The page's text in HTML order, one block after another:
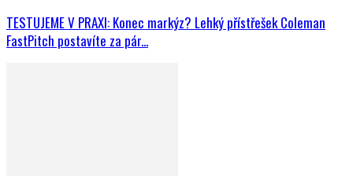
TESTUJEME V PRAXI: Konec markýz? Lehký přístřešek Coleman
FastPitch postavíte za pár...